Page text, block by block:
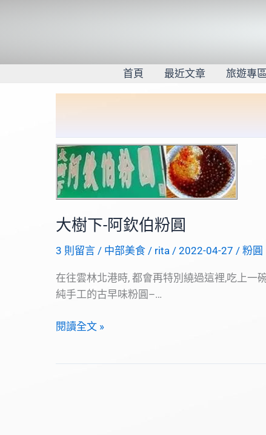
首頁 最近文章 旅遊專區
大樹下-阿欽伯粉圓
3 則留言 / 中部美食 / rita / 2022-04-27 / 粉圓
在往雲林北港時, 都會再特別繞過這裡,吃上一
純手工的古早味粉圓–…
大
閱讀全文 »